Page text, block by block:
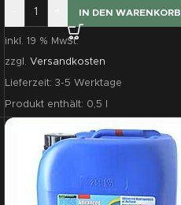
IN DEN WARENKORB
inkl. 19 % MwSt.
zzgl. Versandkosten
Lieferzeit: 3-5 Werktage
Produkt enthält: 0,5